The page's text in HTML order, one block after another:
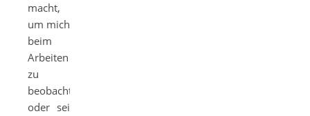
macht,
um mich
beim
Arbeiten
zu
beobachten
oder sei